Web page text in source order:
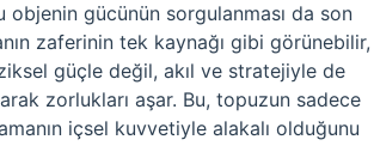
gücünün sorgulanması da son
zaferinin tek kaynağı gibi görünebilir,
güçle değil, akıl ve stratejiyle de
zorlukları aşar. Bu, topuzun sadece
içsel kuvvetiyle alakalı olduğunu